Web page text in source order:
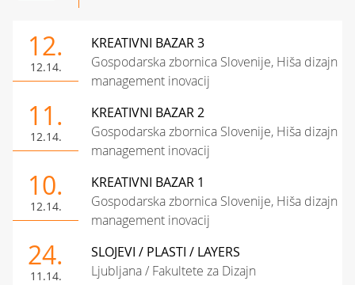
12.
12.14.
KREATIVNI BAZAR 3
Gospodarska zbornica Slovenije, Hiša dizajn
management inovacij
11.
12.14.
KREATIVNI BAZAR 2
Gospodarska zbornica Slovenije, Hiša dizajn
management inovacij
10.
12.14.
KREATIVNI BAZAR 1
Gospodarska zbornica Slovenije, Hiša dizajn
management inovacij
24.
11.14.
SLOJEVI / PLASTI / LAYERS
Ljubljana / Fakultete za Dizajn